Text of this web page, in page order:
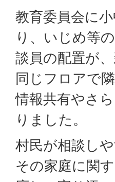
教育委員会に
り、いじめ等
談員の配置が
同じフロアで
情報共有やさ
りました。
村民が相談し
その家庭に関